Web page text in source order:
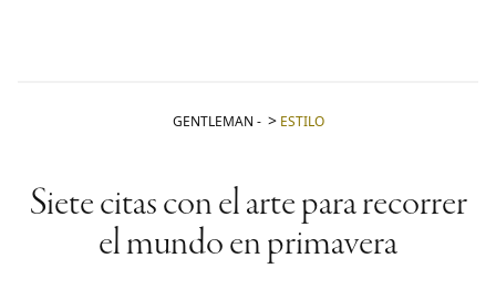
GENTLEMAN - ESTILO
Siete citas con el arte para recorrer
el mundo en primavera